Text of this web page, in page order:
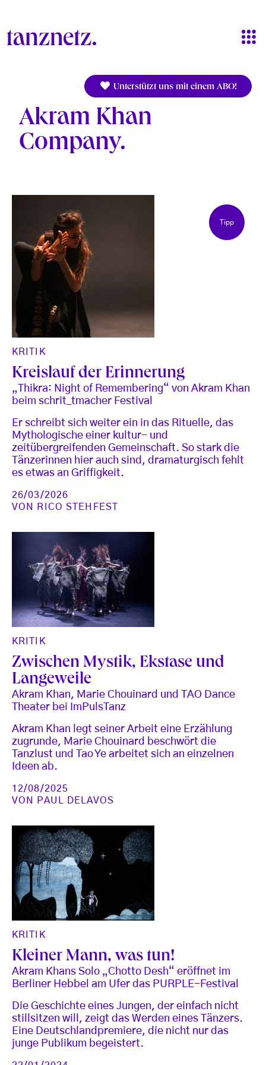
Unterstützt uns mit einem ABO!
Akram Khan
Company
Tipp
KRITIK
Kreislauf der Erinnerung
„Thikra: Night of Remembering“ von Akram Khan
beim schrit_tmacher Festival
Er schreibt sich weiter ein in das Rituelle, das
Mythologische einer kultur- und
zeitübergreifenden Gemeinschaft. So stark die
Tänzerinnen hier auch sind, dramaturgisch fehlt
es etwas an Griffigkeit.
26/03/2026
VON
RICO STEHFEST
KRITIK
Zwischen Mystik, Ekstase und
Langeweile
Akram Khan, Marie Chouinard und TAO Dance
Theater bei ImPulsTanz
Akram Khan legt seiner Arbeit eine Erzählung
zugrunde, Marie Chouinard beschwört die
Tanzlust und Tao Ye arbeitet sich an einzelnen
Ideen ab.
12/08/2025
VON
PAUL DELAVOS
KRITIK
Kleiner Mann, was tun!
Akram Khans Solo „Chotto Desh“ eröffnet im
Berliner Hebbel am Ufer das PURPLE-Festival
Die Geschichte eines Jungen, der einfach nicht
stillsitzen will, zeigt das Werden eines Tänzers.
Eine Deutschlandpremiere, die nicht nur das
junge Publikum begeistert.